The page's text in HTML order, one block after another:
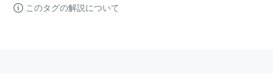
このタグの解説について